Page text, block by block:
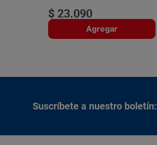
$ 23.090
Agregar
Suscríbete a nuestro boletín: